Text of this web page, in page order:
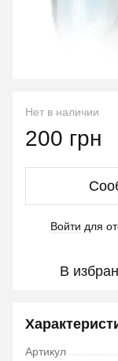
Нет в наличии
200 грн
Войти для
В
Артикул